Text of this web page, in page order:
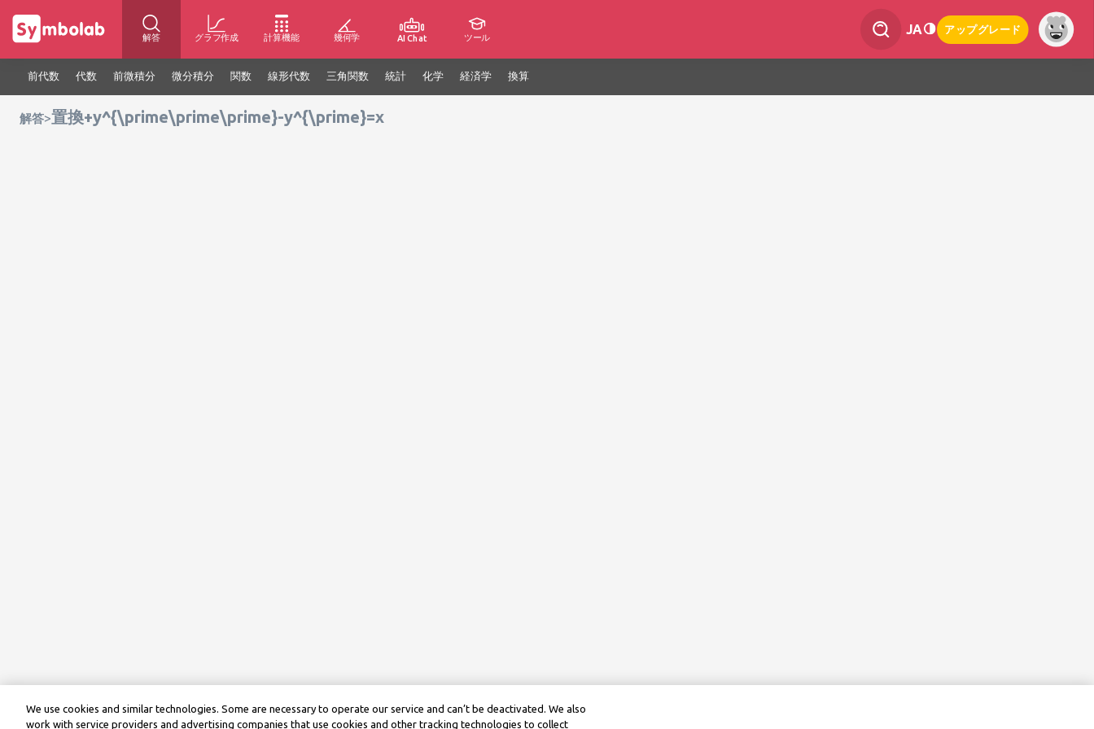
解答 グラフ作成 計算機能 幾何学 AI Chat ツール
JA アップグレード
前代数 代数 前微積分 微分積分 関数 線形代数 三角関数 統計 化学 経済学 換算
解答>置換+y^{\prime\prime\prime}-y^{\prime}=x
We use cookies and similar technologies. Some are necessary to operate our service and can’t be deactivated. We also
work with service providers and advertising companies that use cookies and other tracking technologies to collect